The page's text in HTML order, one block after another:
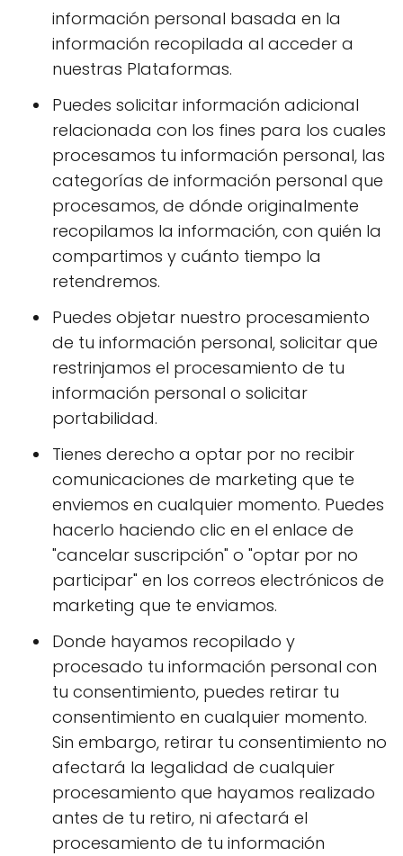
información personal basada en la
información recopilada al acceder a
nuestras Plataformas.
Puedes solicitar información adicional
relacionada con los fines para los cuales
procesamos tu información personal, las
categorías de información personal que
procesamos, de dónde originalmente
recopilamos la información, con quién la
compartimos y cuánto tiempo la
retendremos.
Puedes objetar nuestro procesamiento
de tu información personal, solicitar que
restrinjamos el procesamiento de tu
información personal o solicitar
portabilidad.
Tienes derecho a optar por no recibir
comunicaciones de marketing que te
enviemos en cualquier momento. Puedes
hacerlo haciendo clic en el enlace de
"cancelar suscripción" o "optar por no
participar" en los correos electrónicos de
marketing que te enviamos.
Donde hayamos recopilado y
procesado tu información personal con
tu consentimiento, puedes retirar tu
consentimiento en cualquier momento.
Sin embargo, retirar tu consentimiento no
afectará la legalidad de cualquier
procesamiento que hayamos realizado
antes de tu retiro, ni afectará el
procesamiento de tu información